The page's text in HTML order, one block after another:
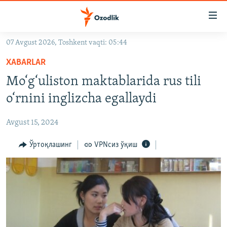
Асосий
навигацияга
ўтинг
Қидиришга
OZODVIDEO
OZODARXIV
На русском
ИЖТИМОИЙ ТАРМОҚЛАР
Озодлик бошқа тилларда
07 Avgust 2026, Toshkent vaqti: 05:44
XABARLAR
Mo‘g‘uliston maktablarida rus tili
o‘rnini inglizcha egallaydi
Avgust 15, 2024
Ўртоқлашинг VPNсиз ўқиш